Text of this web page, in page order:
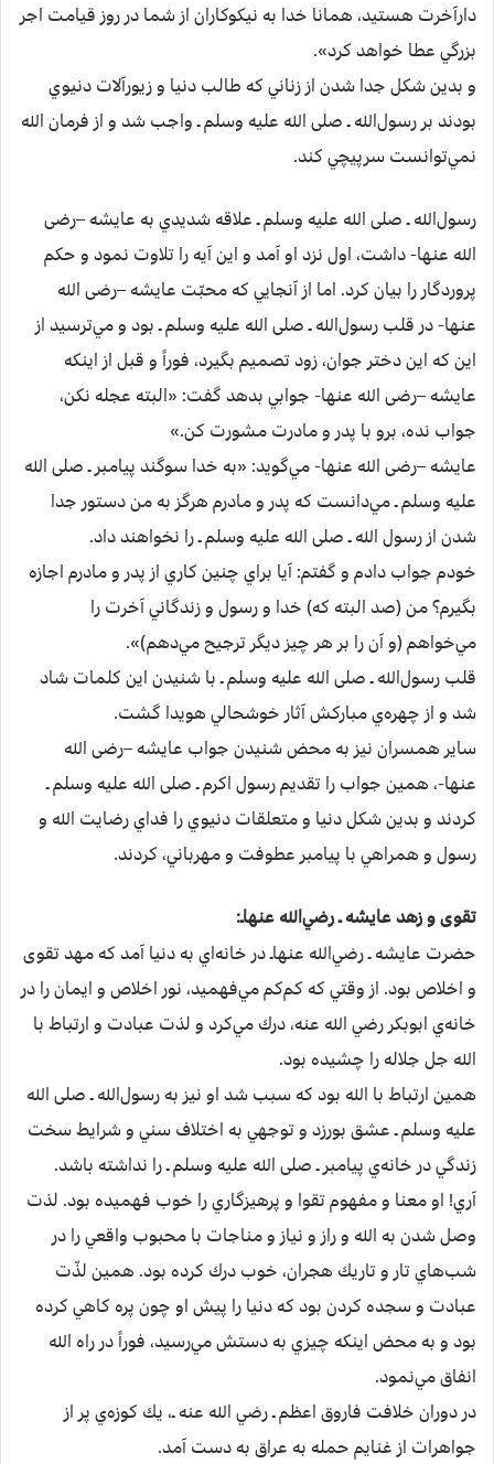
دارآخرت‌ هستيد، همانا خدا به‌ نيكوكاران‌ از شما در روز قيامت‌ اجر
بزرگي‌ عطا خواهد كرد».
و بدين‌ شكل‌ جدا شدن‌ از زناني‌ كه‌ طالب‌ دنيا و زيورآلات‌ دنيوي‌
بودند بر رسول‌الله ـ صلی الله علیه وسلم ـ واجب‌ شد و از فرمان‌ الله
نمي‌توانست‌ سرپيچي‌ كند.
رسول‌الله ـ صلی الله علیه وسلم ـ علاقه‌ شديدي‌ به‌ عايشه –رضی
الله عنها-‌ داشت‌، اول‌ نزد او آمد و اين‌ آيه‌ را تلاوت‌ نمود و حكم‌
پروردگار را بيان‌ كرد. اما از آنجايي‌ كه‌ محبّت‌ عايشه –رضی الله
عنها-‌ در قلب‌ رسول‌الله ـ صلی الله علیه وسلم ـ بود و مي‌ترسيد از
اين‌ كه‌ اين‌ دختر جوان‌، زود تصميم‌ بگيرد، فوراً و قبل‌ از اينكه‌
عايشه –رضی الله عنها-‌ جوابي‌ بدهد گفت‌: «البته‌ عجله‌ نكن‌،
جواب‌ نده‌، برو با پدر و مادرت‌ مشورت‌ كن‌.»
عايشه –رضی الله عنها-‌ مي‌گويد: «به‌ خدا سوگند پيامبر ـ صلی الله
علیه وسلم ـ مي‌دانست‌ كه‌ پدر و مادرم‌ هرگز به‌ من‌ دستور جدا
شدن‌ از رسول‌ الله ـ صلی الله علیه وسلم ـ را نخواهند داد.
خودم‌ جواب‌ دادم‌ و گفتم‌: آيا براي‌ چنين‌ كاري‌ از پدر و مادرم‌ اجازه‌
بگيرم‌؟ من‌ (صد البته‌ كه‌) خدا و رسول‌ و زندگاني‌ آخرت‌ را
مي‌خواهم‌ (و آن‌ را بر هر چيز ديگر ترجيح‌ مي‌دهم‌)».
قلب‌ رسول‌الله ـ صلی الله علیه وسلم ـ با شنيدن‌ اين‌ كلمات‌ شاد
شد و از چهره‌ي‌ مباركش‌ آثار خوشحالي‌ هويدا گشت‌.
ساير همسران‌ نيز به‌ محض‌ شنيدن‌ جواب‌ عايشه –رضی الله
عنها-‌، همين‌ جواب‌ را تقديم‌ رسول‌ اكرم‌ ـ صلی الله علیه وسلم ـ
كردند و بدين‌ شكل‌ دنيا و متعلقات‌ دنيوي‌ را فداي‌ رضايت‌ الله و
رسول‌ و همراهي‌ با پيامبر عطوفت‌ و مهرباني‌، كردند.
تقوی‌ و زهد عايشه ـ رضي‌الله عنهاـ:
حضرت‌ عايشه ـ رضي‌الله عنهاـ در خانه‌اي‌ به‌ دنيا آمد كه‌ مهد تقوی‌
و اخلاص‌ بود. از وقتي‌ كه‌ كم‌كم‌ مي‌فهميد، نور اخلاص‌ و ايمان‌ را در
خانه‌ي‌ ابوبكر رضي الله عنه، درك‌ مي‌كرد و لذت‌ عبادت‌ و ارتباط‌ با
الله جل جلاله را چشيده‌ بود.
همين‌ ارتباط‌ با الله بود كه‌ سبب‌ شد او نيز به‌ رسول‌الله ـ صلی الله
علیه وسلم ـ عشق‌ بورزد و توجهي‌ به‌ اختلاف‌ سني‌ و شرايط‌ سخت‌
زندگي‌ در خانه‌ي‌ پيامبر ـ صلی الله علیه وسلم ـ را نداشته‌ باشد.
آري‌! او معنا و مفهوم‌ تقوا و پرهيزگاري‌ را خوب‌ فهميده‌ بود. لذت‌
وصل‌ شدن‌ به‌ الله و راز و نياز و مناجات‌ با محبوب‌ واقعي‌ را در
شب‌هاي‌ تار و تاريك‌ هجران‌، خوب‌ درك‌ كرده‌ بود. همين‌ لذّت‌
عبادت‌ و سجده‌ كردن‌ بود كه‌ دنيا را پيش‌ او چون‌ پره‌ كاهي‌ كرده‌
بود و به‌ محض‌ اينكه‌ چيزي‌ به‌ دستش‌ مي‌رسيد، فوراً در راه‌ الله
انفاق‌ مي‌نمود.
در دوران‌ خلافت‌ فاروق‌ اعظم‌ ـ رضي الله عنه ـ، يك‌ كوزه‌ي‌ پر از
جواهرات‌ از غنايم‌ حمله‌ به‌ عراق‌ به‌ دست‌ آمد.